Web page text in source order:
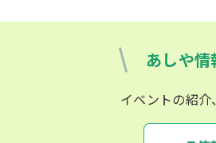
あしや
イベントの紹